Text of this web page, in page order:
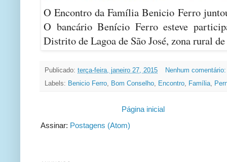
O Encontro da Família Benicio Ferro
O bancário Benício Ferro esteve
Distrito de Lagoa de São José, zona rural
Publicado: terça-feira, janeiro 27, 2015
Nenhum
Labels: Benicio Ferro, Bom Conselho, Encontro, Família,
Página inicial
Assinar: Postagens (Atom)